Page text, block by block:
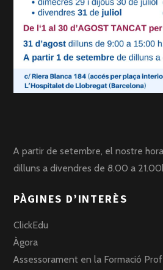
A partir de setembre, el nostre
dilluns a divendres de 8.00 a
PÀGINES D’INTERÈS
ClickEdu
Àgora
Assessorament en la Formació